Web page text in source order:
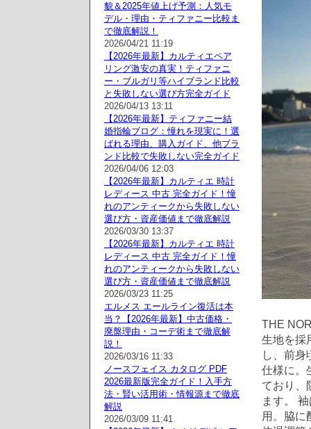
THE
生地を採
し、前身
仕様に。
ており、
ます。
用。脇に
貌＆2025年値上げ予測：人気モ
デル・理由・ティファニー比較ま
で徹底解説！
2026/04/21 11:19
【2026年最新】カルティエペア
リング激安の真実！ティファニ
ー・ブルガリ等ハイブランド比較
と失敗しない選び方完全ガイド
2026/04/13 13:11
【2026年最新】ティファニー結
婚指輪ブログ：憧れを現実に！選
ばれる理由、購入ガイド、他ブラ
ンド比較で失敗しない完全ガイド
2026/04/06 12:03
【2026年最新】カルティエ 時計
レディース 中古 完全ガイド！憧
れのアンティークから失敗しない
選び方・資産価値まで徹底解説
2026/03/30 13:37
【2026年最新】カルティエ 時計
レディース 中古 完全ガイド！憧
れのアンティークから失敗しない
選び方・資産価値まで徹底解説
2026/03/23 11:25
エルメス エールライン復活は本
当？【2026年最新】中古価格・
廃盤理由・コーデ術まで徹底解
説！
2026/03/16 11:33
ノースフェイス カタログ PDF
2026最新版完全ガイド！入手方
法・賢い活用術・情報源まで徹底
解説
2026/03/09 11:41